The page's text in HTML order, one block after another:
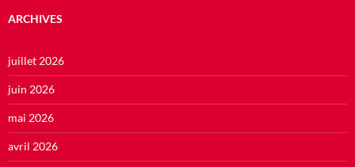
ARCHIVES
juillet 2026
juin 2026
mai 2026
avril 2026